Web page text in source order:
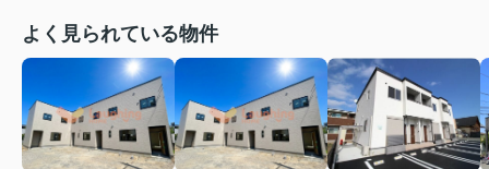
よく見られている物件